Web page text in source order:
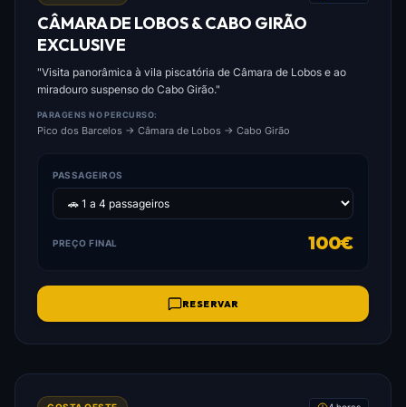
CÂMARA DE LOBOS & CABO GIRÃO
EXCLUSIVE
"Visita panorâmica à vila piscatória de Câmara de Lobos e ao
miradouro suspenso do Cabo Girão."
PARAGENS NO PERCURSO:
Pico dos Barcelos → Câmara de Lobos → Cabo Girão
PASSAGEIROS
PREÇO FINAL 100€
RESERVAR